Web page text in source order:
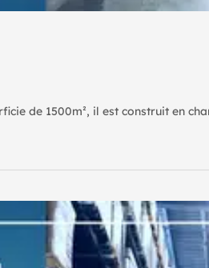
de 1500m², il est construit en